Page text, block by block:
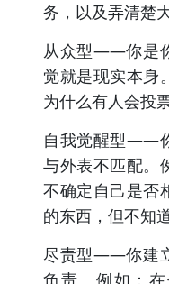
务，以及弄清楚
从众型——你是
觉就是现实本身
为什么有人会投
自我觉醒型——
与外表不匹配。
不确定自己是否
的东西，但不知
尽责型——你建